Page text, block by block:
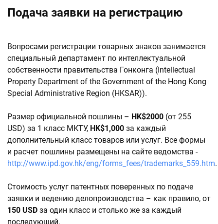
Подача заявки на регистрацию
Вопросами регистрации товарных знаков занимается
специальный департамент по интеллектуальной
собственности правительства Гонконга (Intellectual
Property Department of the Government of the Hong Kong
Special Administrative Region (HKSAR)).
Размер официальной пошлины – HK$2000 (от 255
USD) за 1 класс МКТУ, HK$1,000 за каждый
дополнительный класс товаров или услуг. Все формы
и расчет пошлины размещены на сайте ведомства -
http://www.ipd.gov.hk/eng/forms_fees/trademarks_559.htm.
Стоимость услуг патентных поверенных по подаче
заявки и ведению делопроизводства – как правило, от
150 USD за один класс и столько же за каждый
последующий.